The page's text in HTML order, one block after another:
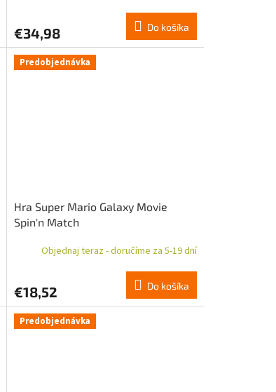
€34,98 Do košíka
Predobjednávka
Hra Super Mario Galaxy Movie
Spin'n Match
Objednaj teraz - doručíme za 5-19 dní
€18,52 Do košíka
Predobjednávka